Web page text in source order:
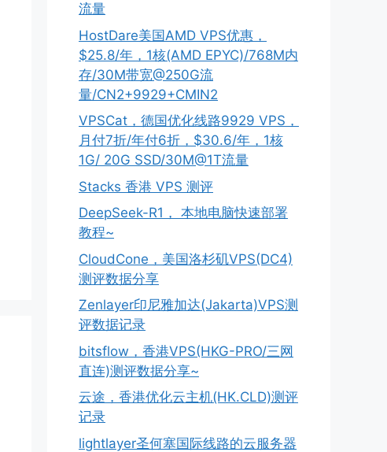
流量
HostDare美国AMD VPS优惠，
$25.8/年，1核(AMD EPYC)/768M内
存/30M带宽@250G流
量/CN2+9929+CMIN2
VPSCat，德国优化线路9929 VPS，
月付7折/年付6折，$30.6/年，1核
1G/ 20G SSD/30M@1T流量
Stacks 香港 VPS 测评
DeepSeek-R1， 本地电脑快速部署
教程~
CloudCone，美国洛杉矶VPS(DC4)
测评数据分享
Zenlayer印尼雅加达(Jakarta)VPS测
评数据记录
bitsflow，香港VPS(HKG-PRO/三网
直连)测评数据分享~
云途，香港优化云主机(HK.CLD)测评
记录
lightlayer圣何塞国际线路的云服务器